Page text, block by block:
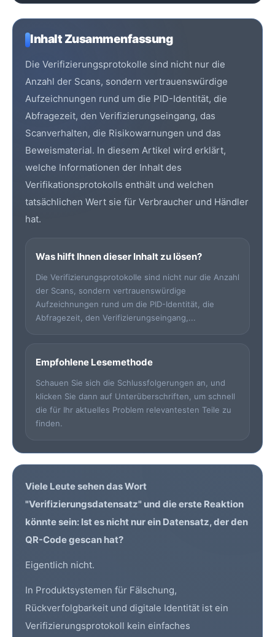
Inhalt Zusammenfassung
Die Verifizierungsprotokolle sind nicht nur die
Anzahl der Scans, sondern vertrauenswürdige
Aufzeichnungen rund um die PID-Identität, die
Abfragezeit, den Verifizierungseingang, das
Scanverhalten, die Risikowarnungen und das
Beweismaterial. In diesem Artikel wird erklärt,
welche Informationen der Inhalt des
Verifikationsprotokolls enthält und welchen
tatsächlichen Wert sie für Verbraucher und Händler
hat.
Was hilft Ihnen dieser Inhalt zu lösen?
Die Verifizierungsprotokolle sind nicht nur die Anzahl
der Scans, sondern vertrauenswürdige
Aufzeichnungen rund um die PID-Identität, die
Abfragezeit, den Verifizierungseingang,...
Empfohlene Lesemethode
Schauen Sie sich die Schlussfolgerungen an, und
klicken Sie dann auf Unterüberschriften, um schnell
die für Ihr aktuelles Problem relevantesten Teile zu
finden.
Viele Leute sehen das Wort
"Verifizierungsdatensatz" und die erste Reaktion
könnte sein: Ist es nicht nur ein Datensatz, der den
QR-Codegescan hat?
Eigentlich nicht.
In Produktsystemen für Fälschung,
Rückverfolgbarkeit und digitale Identität ist ein
Verifizierungsprotokoll kein einfaches